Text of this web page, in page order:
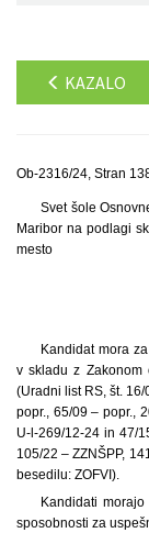
KAZALO
Ob-2316/24, Stran
Svet šole
Maribor na podlagi
mesto
Kandidat mora
v skladu z Zakonom
(Uradni list RS, št.
popr., 65/09 – popr.,
U-l-269/12-24 in 47/
105/22 – ZZNŠPP,
besedilu: ZOFVI).
Kandidati
sposobnosti za